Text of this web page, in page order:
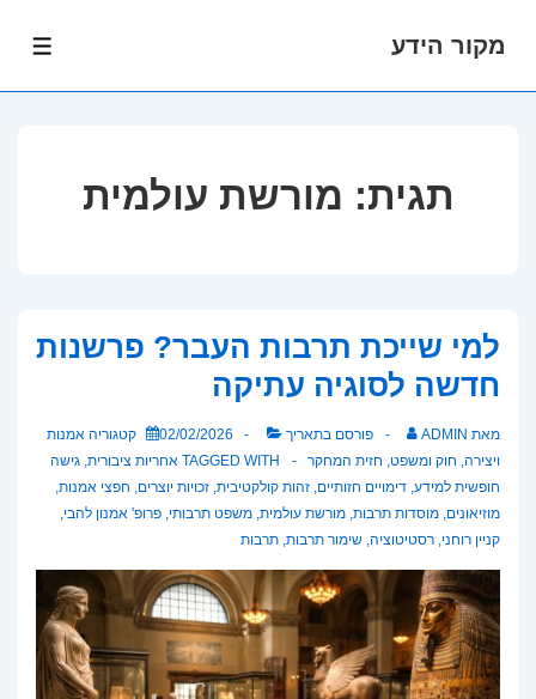
מקור הידע
תגית: מורשת עולמית
למי שייכת תרבות העבר? פרשנות
חדשה לסוגיה עתיקה
מאת ADMIN פורסם בתאריך 02/02/2026 קטגוריה אמנות
ויצירה, חוק ומשפט, חזית המחקר TAGGED WITH אחריות ציבורית, גישה
חופשית למידע, דימויים חזותיים, זהות קולקטיבית, זכויות יוצרים, חפצי אמנות,
מוזיאונים, מוסדות תרבות, מורשת עולמית, משפט תרבותי, פרופ' אמנון להבי,
קניין רוחני, רסטיטוציה, שימור תרבות, תרבות